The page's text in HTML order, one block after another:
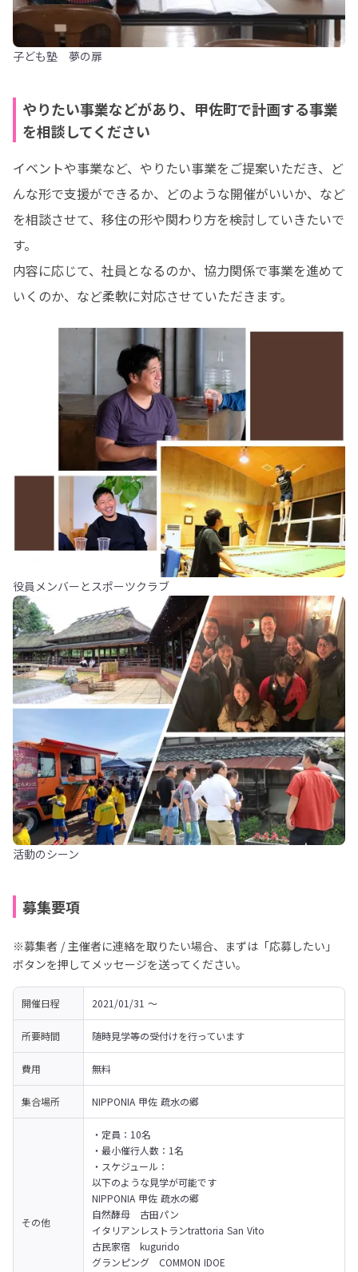
子ども塾 夢の扉
やりたい事業などがあり、甲佐町で計画する事業
を相談してください
イベントや事業など、やりたい事業をご提案いただき、ど
んな形で支援ができるか、どのような開催がいいか、など
を相談させて、移住の形や関わり方を検討していきたいで
す。
内容に応じて、社員となるのか、協力関係で事業を進めて
いくのか、など柔軟に対応させていただきます。
役員メンバーとスポーツクラブ
活動のシーン
募集要項
※募集者 / 主催者に連絡を取りたい場合、まずは「応募したい」
ボタンを押してメッセージを送ってください。
開催日程 2021/01/31 〜
所要時間 随時見学等の受付けを行っています
費用 無料
集合場所 NIPPONIA 甲佐 疏水の郷
その他
・定員：10名
・最小催行人数：1名
・スケジュール：
以下のような見学が可能です
NIPPONIA 甲佐 疏水の郷
自然酵母　古田パン
イタリアンレストランtrattoria San Vito
古民家宿　kugurido
グランピング　COMMON IDOE